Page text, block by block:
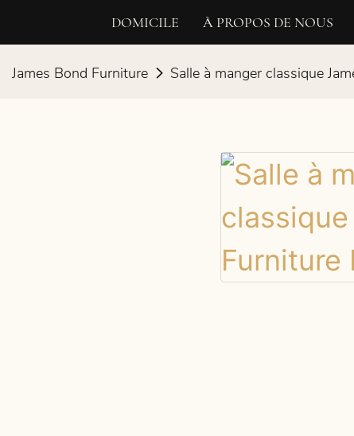
DOMICILE À PROPOS DE NOUS
James Bond Furniture Salle à manger classique